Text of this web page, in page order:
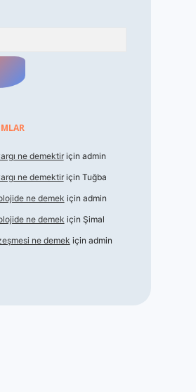
ne demektiriçin admin
ne demektiriçin Tuğba
ne demek için admin
ne demek için Şimal
ne demek için admin